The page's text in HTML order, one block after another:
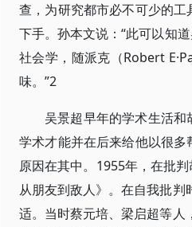
查，为研究都市必不可少的
下手。孙本文说：“此可以知
社会学，随派克（Robert
味。”2
吴景超早年的学术生活
学术才能并在后来给他以很
原因在其中。1955年，在批
从朋友到敌人》。在自我批判
适。当时蔡元培、梁启超等人